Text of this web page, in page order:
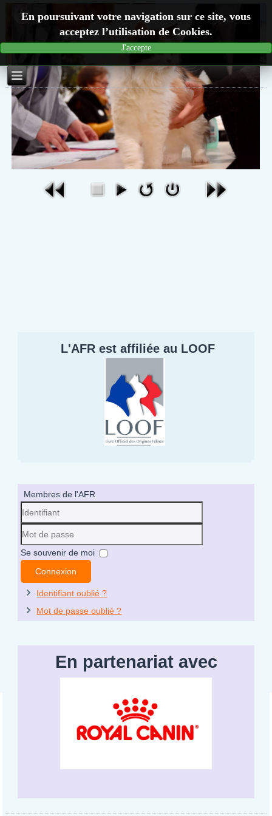
L'AFR est affiliée au LOOF
Membres de l'AFR
Identifiant
Mot
passe
Se souvenir de moi
Connexion
Identifiant oublié ?
Mot de passe oublié ?
En partenariat avec
En poursuivant votre navigation sur ce site, vous
acceptez l’utilisation de Cookies.
J'accepte